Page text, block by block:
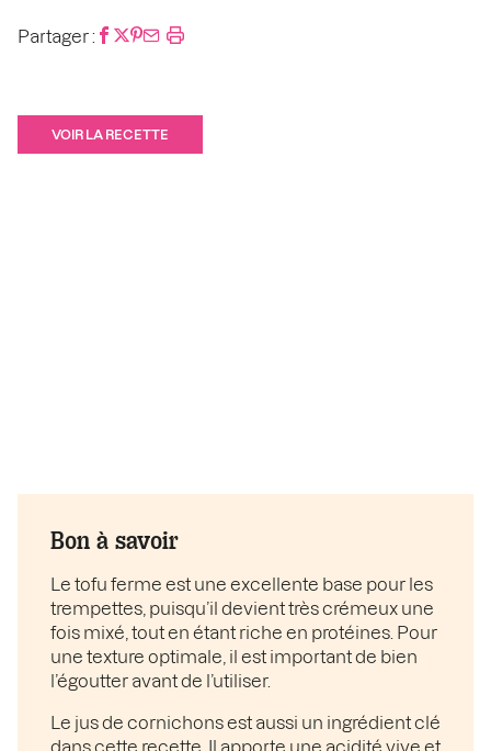
Partager :
VOIR LA RECETTE
Bon à savoir
Le tofu ferme est une excellente base pour les
trempettes, puisqu’il devient très crémeux une
fois mixé, tout en étant riche en protéines. Pour
une texture optimale, il est important de bien
l’égoutter avant de l’utiliser.
Le jus de cornichons est aussi un ingrédient clé
dans cette recette. Il apporte une acidité vive et